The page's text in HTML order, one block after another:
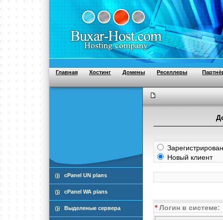
Главная Хостинг Домены Реселлеры
Новый клиент
*Логин в системе:
cPanel UN plans
cPanel WA plans
Выделеные сервера